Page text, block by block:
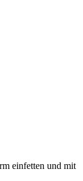
einfetten und mit